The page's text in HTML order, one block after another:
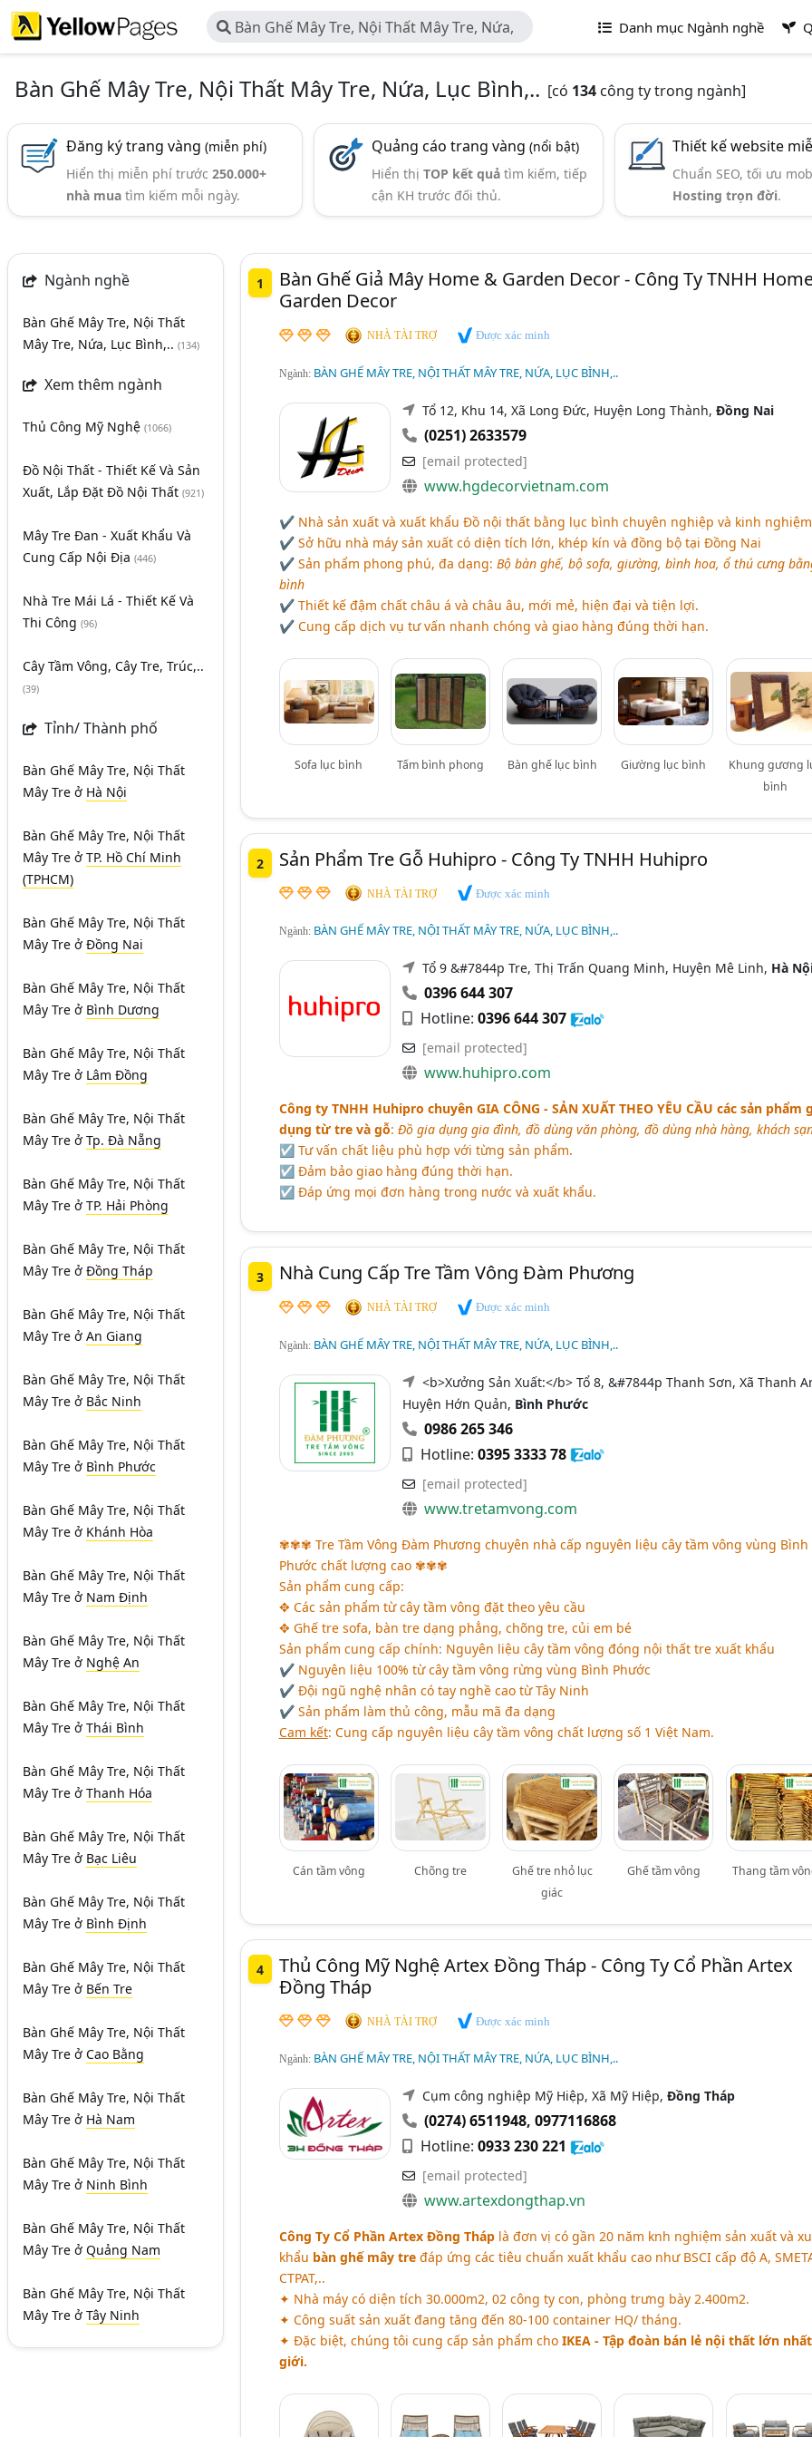
Bàn Ghế Mây Tre, Nội Thất Mây Tre, Nứa,
Lục Bình,..
Danh mục Ngành nghề
Bàn Ghế Mây Tre, Nội Thất Mây Tre, Nứa, Lục Bình,.. [có 134 công ty trong ngành]
Đăng ký trang vàng(miễn phí)
Hiển thị miễn phí trước250.000+
nhà mua tìm kiếm mỗi ngày.
Quảng cáo trang vàng(nổi bật)
Hiển thịTOP kết quả tìm kiếm, tiếp
cận KH trước đối thủ.
Thiết kế website
Chuẩn SEO, tối ưu
Hosting trọn đời.
Ngành nghề
Bàn Ghế Mây Tre, Nội Thất
Mây Tre, Nứa, Lục Bình,.. (134)
Xem thêm ngành
Thủ Công Mỹ Nghệ (1066)
Đồ Nội Thất - Thiết Kế Và Sản
Xuất, Lắp Đặt Đồ Nội Thất (921)
Mây Tre Đan - Xuất Khẩu Và
Cung Cấp Nội Địa (446)
Nhà Tre Mái Lá - Thiết Kế Và
Thi Công (96)
Cây Tầm Vông, Cây Tre, Trúc,..
(39)
Tỉnh/ Thành phố
Bàn Ghế Mây Tre, Nội Thất
Mây Tre ở Hà Nội
Bàn Ghế Mây Tre, Nội Thất
Mây Tre ở TP. Hồ Chí Minh
(TPHCM)
Bàn Ghế Mây Tre, Nội Thất
Mây Tre ở Đồng Nai
Bàn Ghế Mây Tre, Nội Thất
Mây Tre ở Bình Dương
Bàn Ghế Mây Tre, Nội Thất
Mây Tre ở Lâm Đồng
Bàn Ghế Mây Tre, Nội Thất
Mây Tre ở Tp. Đà Nẵng
Bàn Ghế Mây Tre, Nội Thất
Mây Tre ở TP. Hải Phòng
Bàn Ghế Mây Tre, Nội Thất
Mây Tre ở Đồng Tháp
Bàn Ghế Mây Tre, Nội Thất
Mây Tre ở An Giang
Bàn Ghế Mây Tre, Nội Thất
Mây Tre ở Bắc Ninh
Bàn Ghế Mây Tre, Nội Thất
Mây Tre ở Bình Phước
Bàn Ghế Mây Tre, Nội Thất
Mây Tre ở Khánh Hòa
Bàn Ghế Mây Tre, Nội Thất
Mây Tre ở Nam Định
Bàn Ghế Mây Tre, Nội Thất
Mây Tre ở Nghệ An
Bàn Ghế Mây Tre, Nội Thất
Mây Tre ở Thái Bình
Bàn Ghế Mây Tre, Nội Thất
Mây Tre ở Thanh Hóa
Bàn Ghế Mây Tre, Nội Thất
Mây Tre ở Bạc Liêu
Bàn Ghế Mây Tre, Nội Thất
Mây Tre ở Bình Định
Bàn Ghế Mây Tre, Nội Thất
Mây Tre ở Bến Tre
Bàn Ghế Mây Tre, Nội Thất
Mây Tre ở Cao Bằng
Bàn Ghế Mây Tre, Nội Thất
Mây Tre ở Hà Nam
Bàn Ghế Mây Tre, Nội Thất
Mây Tre ở Ninh Bình
Bàn Ghế Mây Tre, Nội Thất
Mây Tre ở Quảng Nam
Bàn Ghế Mây Tre, Nội Thất
Mây Tre ở Tây Ninh
1
Bàn Ghế Giả Mây Home & Garden Decor - Công Ty TNHH
Garden Decor
NHÀ TÀI TRỢ Được xác minh
Ngành: BÀN GHẾ MÂY TRE, NỘI THẤT MÂY TRE, NỨA, LỤC BÌNH,..
Tổ 12, Khu 14, Xã Long Đức, Huyện Long Thành, Đồng Nai
(0251) 2633579
[email protected]
www.hgdecorvietnam.com
✔ Nhà sản xuất và xuất khẩu Đồ nội thất bằng lục bình chuyên nghiệp và kinh nghiệm
✔ Sở hữu nhà máy sản xuất có diện tích lớn, khép kín và đồng bộ tại Đồng Nai
✔ Sản phẩm phong phú, đa dạng: Bộ bàn ghế, bộ sofa, giường, bình hoa, ổ thú cưng
bình
✔ Thiết kế đậm chất châu á và châu âu, mới mẻ, hiện đại và tiện lợi.
✔ Cung cấp dịch vụ tư vấn nhanh chóng và giao hàng đúng thời hạn.
Sofa lục bình Tấm bình phong Bàn ghế lục bình Giường lục bình
Khung gương
bình
2 Sản Phẩm Tre Gỗ Huhipro - Công Ty TNHH Huhipro
NHÀ TÀI TRỢ Được xác minh
Ngành: BÀN GHẾ MÂY TRE, NỘI THẤT MÂY TRE, NỨA, LỤC BÌNH,..
Tổ 9 &#7844p Tre, Thị Trấn Quang Minh, Huyện Mê Linh, Hà
0396 644 307
Hotline: 0396 644 307
[email protected]
www.huhipro.com
Công ty TNHH Huhipro chuyên GIA CÔNG - SẢN XUẤT THEO YÊU CẦU các sản phẩm
dụng từ tre và gỗ: Đồ gia dụng gia đình, đồ dùng văn phòng, đồ dùng nhà hàng, khách
☑ Tư vấn chất liệu phù hợp với từng sản phẩm.
☑ Đảm bảo giao hàng đúng thời hạn.
☑ Đáp ứng mọi đơn hàng trong nước và xuất khẩu.
3 Nhà Cung Cấp Tre Tầm Vông Đàm Phương
NHÀ TÀI TRỢ Được xác minh
Ngành: BÀN GHẾ MÂY TRE, NỘI THẤT MÂY TRE, NỨA, LỤC BÌNH,..
<b>Xưởng Sản Xuất:</b> Tổ 8, &#7844p Thanh Sơn, Xã Thanh
Huyện Hớn Quản, Bình Phước
0986 265 346
Hotline: 0395 3333 78
[email protected]
www.tretamvong.com
✾✾✾ Tre Tầm Vông Đàm Phương chuyên nhà cấp nguyên liệu cây tầm vông vùng Bình
Phước chất lượng cao ✾✾✾
Sản phẩm cung cấp:
✥ Các sản phẩm từ cây tầm vông đặt theo yêu cầu
✥ Ghế tre sofa, bàn tre dạng phẳng, chõng tre, củi em bé
Sản phẩm cung cấp chính: Nguyên liệu cây tầm vông đóng nội thất tre xuất khẩu
✔ Nguyên liệu 100% từ cây tầm vông rừng vùng Bình Phước
✔ Đội ngũ nghệ nhân có tay nghề cao từ Tây Ninh
✔ Sản phẩm làm thủ công, mẫu mã đa dạng
Cam kết: Cung cấp nguyên liệu cây tầm vông chất lượng số 1 Việt Nam.
Cán tầm vông Chõng tre
Ghế tre nhỏ lục
giác
Ghế tầm vông Thang tầm
4
Thủ Công Mỹ Nghệ Artex Đồng Tháp - Công Ty Cổ Phần Artex
Đồng Tháp
NHÀ TÀI TRỢ Được xác minh
Ngành: BÀN GHẾ MÂY TRE, NỘI THẤT MÂY TRE, NỨA, LỤC BÌNH,..
Cụm công nghiệp Mỹ Hiệp, Xã Mỹ Hiệp, Đồng Tháp
(0274) 6511948, 0977116868
Hotline: 0933 230 221
[email protected]
www.artexdongthap.vn
Công Ty Cổ Phần Artex Đồng Tháplà đơn vị có gần 20 năm knh nghiệm sản xuất và
khẩu bàn ghế mây tređáp ứng các tiêu chuẩn xuất khẩu cao như BSCI cấp độ A,
CTPAT,..
✦ Nhà máy có diện tích 30.000m2, 02 công ty con, phòng trưng bày 2.400m2.
✦ Công suất sản xuất đang tăng đến 80-100 container HQ/ tháng.
✦ Đặc biệt, chúng tôi cung cấp sản phẩm cho IKEA - Tập đoàn bán lẻ nội thất lớn
giới.